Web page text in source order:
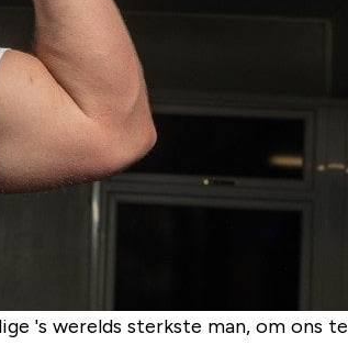
's werelds sterkste man, om ons